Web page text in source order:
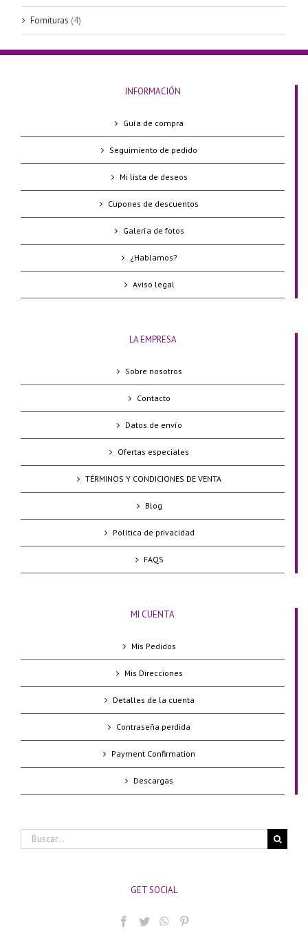
Fornituras (4)
INFORMACIÓN
Guía de compra
Seguimiento de pedido
Mi lista de deseos
Cupones de descuentos
Galería de fotos
¿Hablamos?
Aviso legal
LA EMPRESA
Sobre nosotros
Contacto
Datos de envío
Ofertas especiales
TÉRMINOS Y CONDICIONES DE VENTA
Blog
Política de privacidad
FAQS
MI CUENTA
Mis Pedidos
Mis Direcciones
Detalles de la cuenta
Contraseña perdida
Payment Confirmation
Descargas
Buscar:
GET SOCIAL